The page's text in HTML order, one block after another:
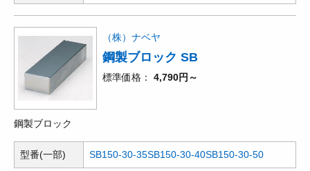
（株）ナベヤ
鋼製ブロック SB
標準価格 4,790円～
鋼製ブロック
型番(一部) SB150-30-35SB150-30-40SB150-30-50